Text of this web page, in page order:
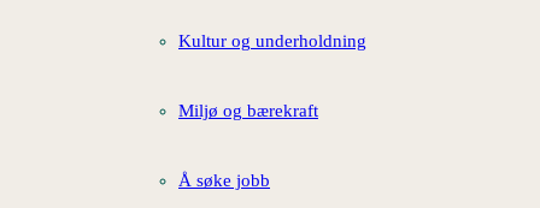
Kultur og underholdning
Miljø og bærekraft
Å søke jobb